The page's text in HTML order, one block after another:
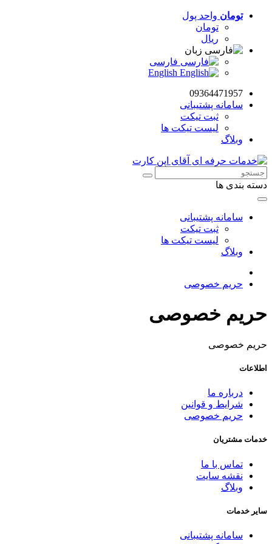
تومان واحد پول
تومان
ریال
زبان
فارسی
09364471957
سامانه پشتیبانی
ثبت تیکت
لیست تیکت ها
وبلاگ
دسته بندی ها
سامانه پشتیبانی
ثبت تیکت
لیست تیکت ها
وبلاگ
حریم خصوصی
حریم خصوصی
حریم خصوصی
اطلاعات
درباره ما
شرایط و قوانین
حریم خصوصی
خدمات مشتریان
تماس با ما
نقشه سایت
وبلاگ
سایر خدمات
سامانه پشتیبانی